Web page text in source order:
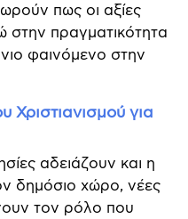
πως οι αξίες
στην πραγματικότητα
φαινόμενο στην
Χριστιανισμού για
αδειάζουν και η
δημόσιο χώρο, νέες
τον ρόλο που